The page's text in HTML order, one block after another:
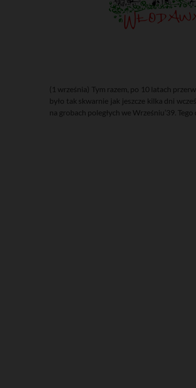
(1 września) Tym razem, po 10 latach
było tak skwarnie jak jeszcze kilka dni
na grobach poległych we Wrześniu’39.